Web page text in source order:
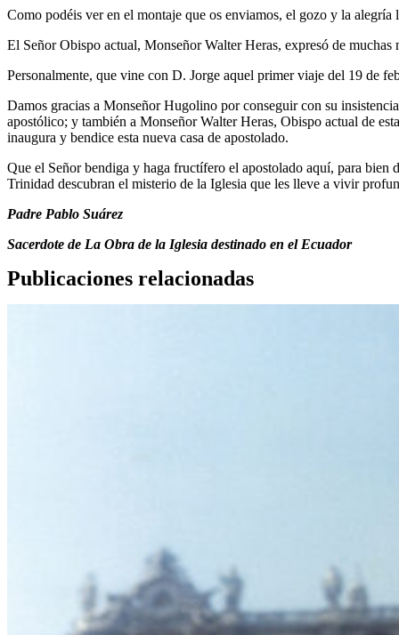
Como podéis ver en el montaje que os enviamos, el gozo y la alegría
El Señor Obispo actual, Monseñor Walter Heras, expresó de
Personalmente, que vine con D. Jorge aquel primer viaje del 19 de
Damos gracias a Monseñor Hugolino por conseguir con su
apostólico; y también a Monseñor Walter Heras, Obispo actual de
inaugura y bendice esta nueva casa de apostolado.
Que el Señor bendiga y haga fructífero el apostolado aquí, para
Trinidad descubran el misterio de la Iglesia que les lleve a vivir
Padre Pablo Suárez
Sacerdote de La Obra de la Iglesia destinado en el Ecuador
Publicaciones relacionadas